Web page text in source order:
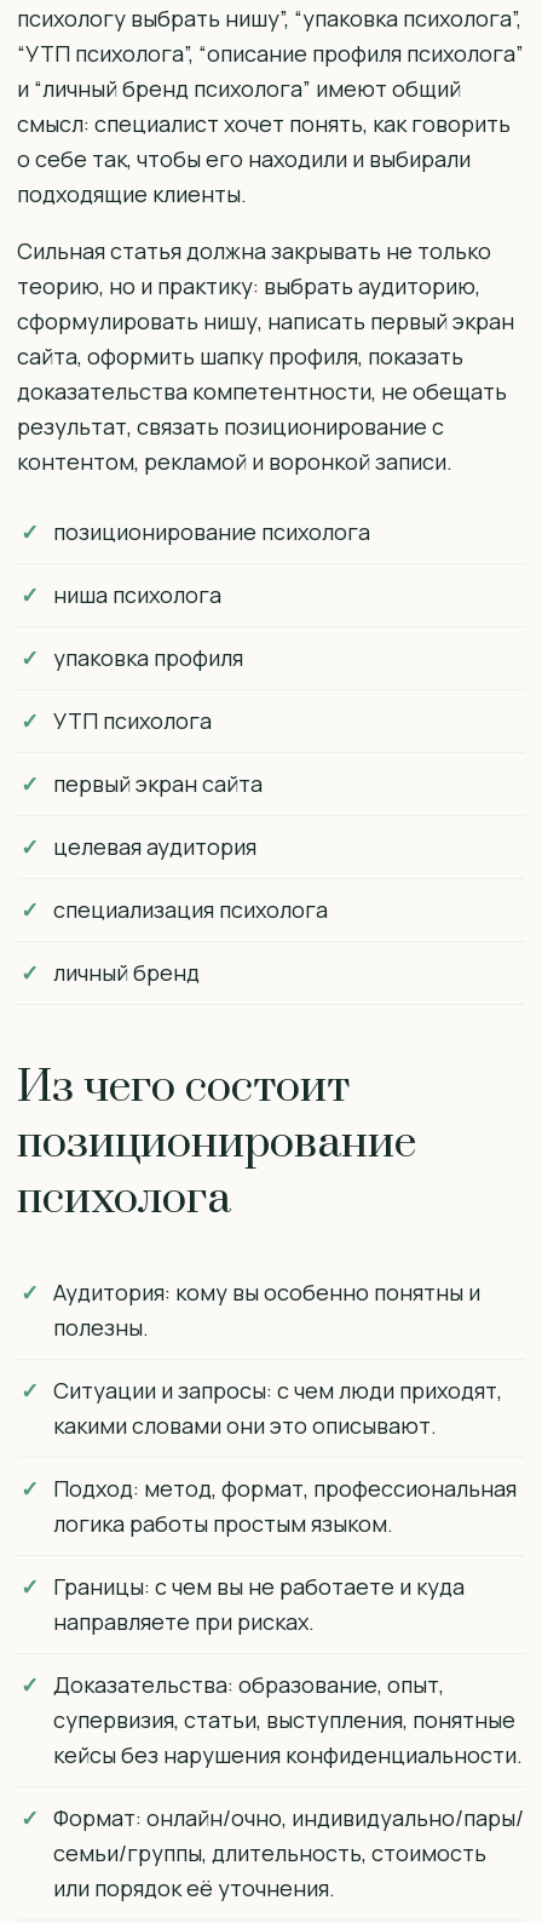
психологу выбрать нишу”, “упаковка психолога”,
“УТП психолога”, “описание профиля психолога”
и “личный бренд психолога” имеют общий
смысл: специалист хочет понять, как говорить
о себе так, чтобы его находили и выбирали
подходящие клиенты.
Сильная статья должна закрывать не только
теорию, но и практику: выбрать аудиторию,
сформулировать нишу, написать первый экран
сайта, оформить шапку профиля, показать
доказательства компетентности, не обещать
результат, связать позиционирование с
контентом, рекламой и воронкой записи.
позиционирование психолога
ниша психолога
упаковка профиля
УТП психолога
первый экран сайта
целевая аудитория
специализация психолога
личный бренд
Из чего состоит
позиционирование
психолога
Аудитория: кому вы особенно понятны и
полезны.
Ситуации и запросы: с чем люди приходят,
какими словами они это описывают.
Подход: метод, формат, профессиональная
логика работы простым языком.
Границы: с чем вы не работаете и куда
направляете при рисках.
Доказательства: образование, опыт,
супервизия, статьи, выступления, понятные
кейсы без нарушения конфиденциальности.
Формат: онлайн/очно, индивидуально/пары/
семьи/группы, длительность, стоимость
или порядок её уточнения.